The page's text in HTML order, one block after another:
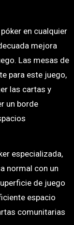
en cualquier
mejora
Las mesas de
para este juego,
las cartas y
un borde
especializada,
normal con un
de juego
espacio
comunitarias